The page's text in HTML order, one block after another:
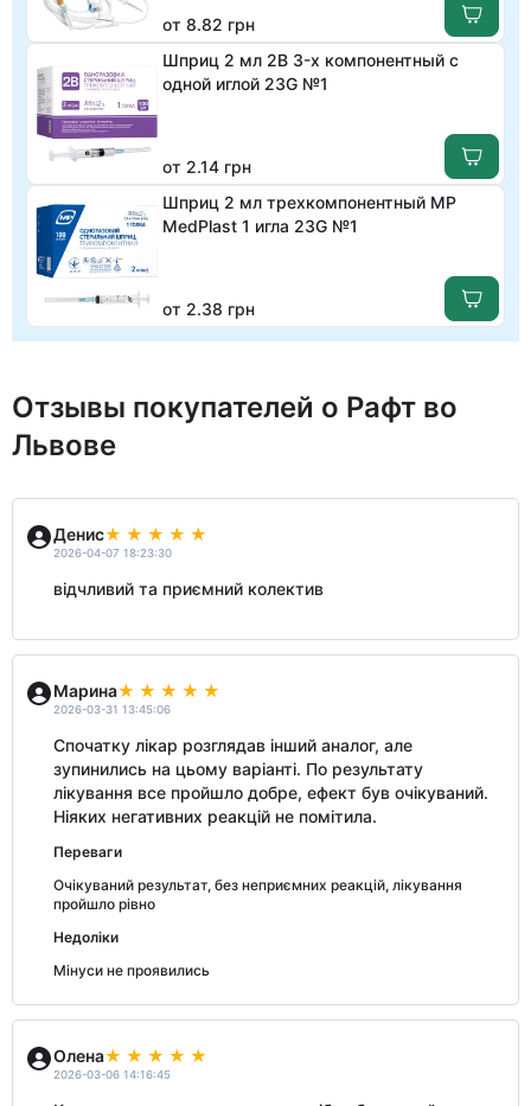
от 8.82 грн
Шприц 2 мл 2B 3-х компонентный с
одной иглой 23G №1
от 2.14 грн
Шприц 2 мл трехкомпонентный МР
MedPlast 1 игла 23G №1
от 2.38 грн
Отзывы покупателей о Рафт во
Львове
Денис
2026-04-07 18:23:30
відчливий та приємний колектив
Марина
2026-03-31 13:45:06
Спочатку лікар розглядав інший аналог, але
зупинились на цьому варіанті. По результату
лікування все пройшло добре, ефект був очікуваний.
Ніяких негативних реакцій не помітила.
Переваги
Очікуваний результат, без неприємних реакцій, лікування
пройшло рівно
Недоліки
Мінуси не проявились
Олена
2026-03-06 14:16:45